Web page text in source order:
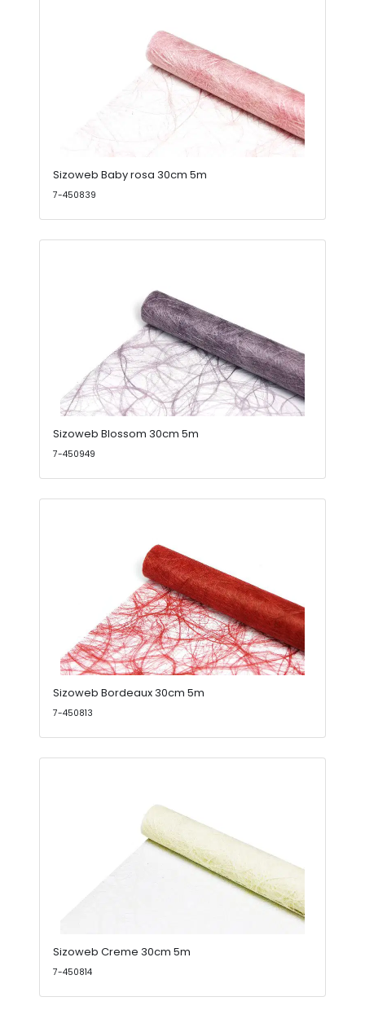
Sizoweb Baby rosa 30cm 5m
7-450839
Sizoweb Blossom 30cm 5m
7-450949
Sizoweb Bordeaux 30cm 5m
7-450813
Sizoweb Creme 30cm 5m
7-450814